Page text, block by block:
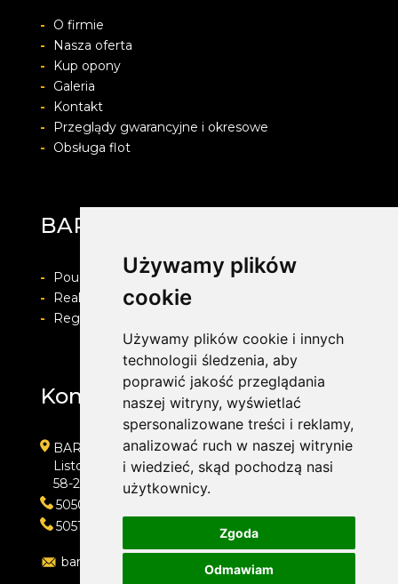
Używamy plików
cookie
Używamy plików cookie i innych
technologii śledzenia, aby
poprawić jakość przeglądania
naszej witryny, wyświetlać
spersonalizowane treści i reklamy,
analizować ruch w naszej witrynie
i wiedzieć, skąd pochodzą nasi
użytkownicy.
Zgoda
Odmawiam
-
O firmie
-
Nasza oferta
-
Kup opony
-
Galeria
-
Kontakt
-
Przeglądy gwarancyjne i okresowe
-
Obsługa flot
BARWACZ GROUP
-
Pouczenie o prawie do odstapienia od umowy
-
Realizacja zamówienia i formy płatności
-
Regulamin i Polityka prywatności
Kontakt
BARWACZ GROUP
Listopada 7
58-200 Dzierżoniów
505016318
505143159
barwacz.group@gmail.com